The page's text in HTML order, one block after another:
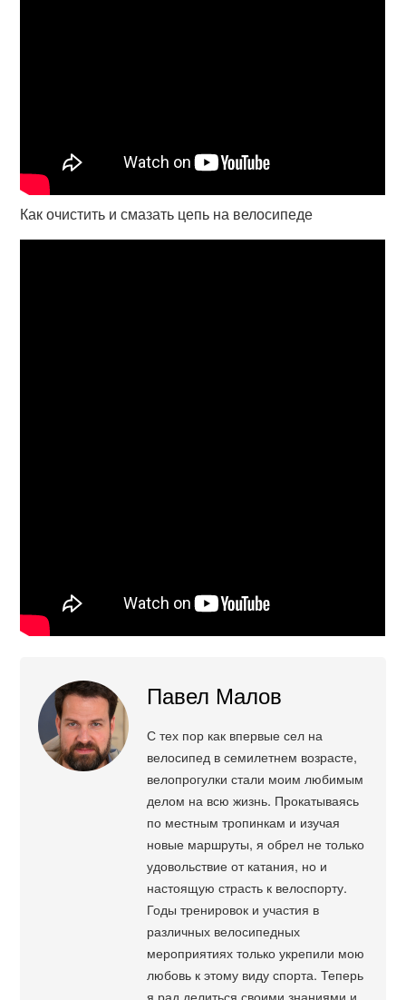
Как очистить и смазать цепь на велосипеде
Павел Малов
С тех пор как впервые сел на
велосипед в семилетнем возрасте,
велопрогулки стали моим любимым
делом на всю жизнь. Прокатываясь
по местным тропинкам и изучая
новые маршруты, я обрел не только
удовольствие от катания, но и
настоящую страсть к велоспорту.
Годы тренировок и участия в
различных велосипедных
мероприятиях только укрепили мою
любовь к этому виду спорта. Теперь